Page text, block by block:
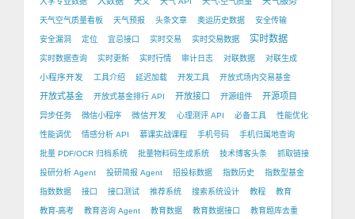
天气空气质量看板 天气预报 头条文章 奥运历史数据 安全传输
安全漏洞 定位 宜忌接口 实时交易 实时交易数据 实时数据
实时数据查询 实时更新 实时行情 审计日志 对联数据 对联生成
小程序开发 工具介绍 延迟加载 开发工具 开放式场内交易基金
开放式基金 开放式基金排行 API 开放接口 开源组件 开源项目
异步任务 微信小程序 微信开发 心理测评 API 必备工具 性能优化
性能调优 情感分析 API 慕课实战课程 手机号码 手机归属地查询
批量 PDF/OCR 归档系统 批量物料码生成系统 技术博客头条 抓取链接
投研分析 Agent 投研简报 Agent 招投标数据 指数历史 指数型基金
指数数据 接口 接口测试 推荐系统 搜索系统设计 教程 教育
教育-高考 教育咨询 Agent 教育数据 教育数据接口 教育题库去重